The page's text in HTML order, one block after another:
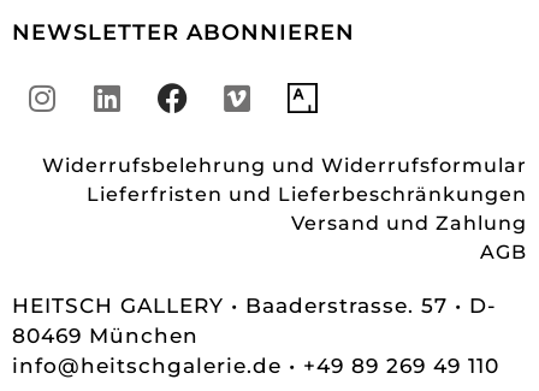
NEWSLETTER ABONNIEREN
Widerrufsbelehrung und Widerrufsformular
Lieferfristen und Lieferbeschränkungen
Versand und Zahlung
AGB
HEITSCH GALLERY • Baaderstrasse. 57 • D-
80469 München
info@heitschgalerie.de • +49 89 269 49 110